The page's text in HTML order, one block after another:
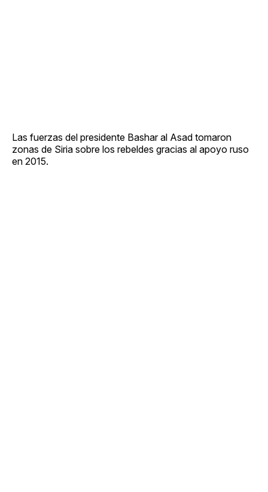
Las fuerzas del presidente Bashar al Asad tomaron
zonas de Siria sobre los rebeldes gracias al apoyo ruso
en 2015.